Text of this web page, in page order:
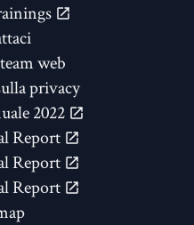
web
privacy
2022
Report
Report
Report